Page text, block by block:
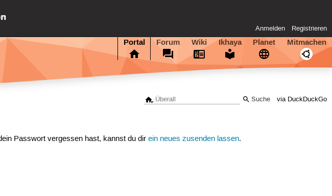
Anmelden Registrieren
Portal Forum Wiki Ikhaya Planet Mitmachen
via DuckDuckGo
Passwort vergessen hast, kannst du direin neues zusenden lassen.